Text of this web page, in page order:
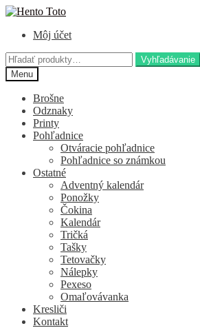
Preskočiť
navigáciu
Preskočiť
obsah
Môj účet
Hľadať:
Vyhľadávanie
Menu
Brošne
Odznaky
Printy
Pohľadnice
Otváracie pohľadnice
Pohľadnice so známkou
Ostatné
Adventný kalendár
Ponožky
Čokina
Kalendár
Tričká
Tašky
Tetovačky
Nálepky
Pexeso
Omaľovávanka
Kresliči
Kontakt